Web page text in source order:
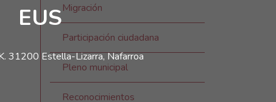
EUS
31200 Estella-Lizarra, Nafarroa
Migración
Participación ciudadana
Pleno municipal
Reconocimientos